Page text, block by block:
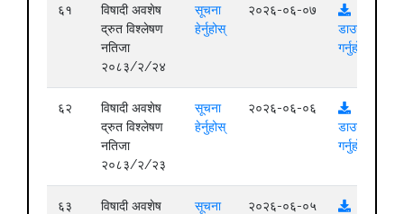
६१
विषादी अवशेष
द्रुत विश्लेषण
नतिजा
२०८३/२/२४
सूचना
हेर्नुहोस्
२०२६-०६-०७
डाउनलोड
गर्नुहोस्
६२
विषादी अवशेष
द्रुत विश्लेषण
नतिजा
२०८३/२/२३
सूचना
हेर्नुहोस्
२०२६-०६-०६
डाउनलोड
गर्नुहोस्
६३
विषादी अवशेष
सूचना
२०२६-०६-०५